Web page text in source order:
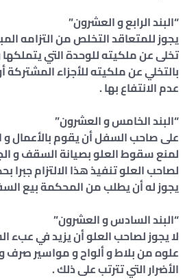
“البند الرابع و العشرون”
يجوز للمتعاقد التخلص من التزامه
تخلى عن ملكيته للوحدة التي يتملكها
بالتخلي عن ملكيته للأجزاء المشتركة
عدم الانتفاع بها .
“البند الخامس و العشرون”
على صاحب السفل أن يقوم بالأعمال و
لمنع سقوط العلو بصيانة السقف و
لصاحب العلو تنفيذ هذا الالتزام
يجوز له أن يطلب من المحكمة بيع
“البند السادس و العشرون”
لا يجوز لصاحب العلو أن يزيد في عبء
علوه من بلاط و ألواح و مواسير صرف و
الأضرار التي تترتب على ذلك .